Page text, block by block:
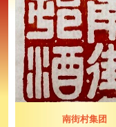
南街村集团